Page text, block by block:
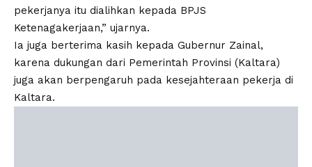
pekerjanya itu dialihkan kepada BPJS
Ketenagakerjaan,” ujarnya.
Ia juga berterima kasih kepada Gubernur Zainal,
karena dukungan dari Pemerintah Provinsi (Kaltara)
juga akan berpengaruh pada kesejahteraan pekerja di
Kaltara.